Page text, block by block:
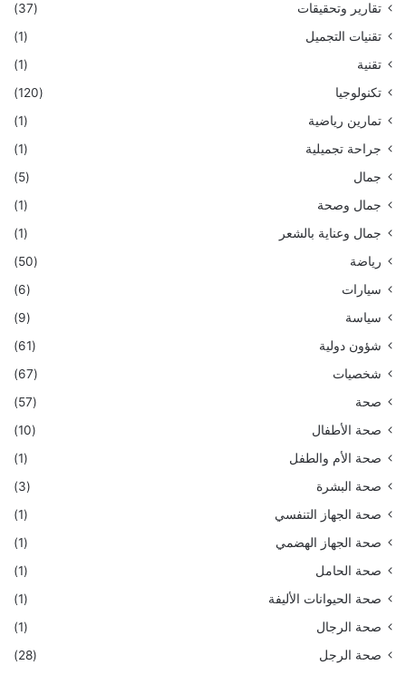
تقارير وتحقيقات
(37)
تقنيات التجميل
(1)
تقنية
(1)
تكنولوجيا
(120)
تمارين رياضية
(1)
جراحة تجميلية
(1)
جمال
(5)
جمال وصحة
(1)
جمال وعناية بالشعر
(1)
رياضة
(50)
سيارات
(6)
سياسة
(9)
شؤون دولية
(61)
شخصيات
(67)
صحة
(57)
صحة الأطفال
(10)
صحة الأم والطفل
(1)
صحة البشرة
(3)
صحة الجهاز التنفسي
(1)
صحة الجهاز الهضمي
(1)
صحة الحامل
(1)
صحة الحيوانات الأليفة
(1)
صحة الرجال
(1)
صحة الرجل
(28)